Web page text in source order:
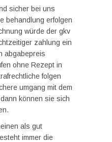
sicher bei uns
behandlung erfolgen
würde der gkv
zahlung ein
abgabepreis
ohne Rezept in
folgen
umgang mit dem
können sie sich
als gut
immer die